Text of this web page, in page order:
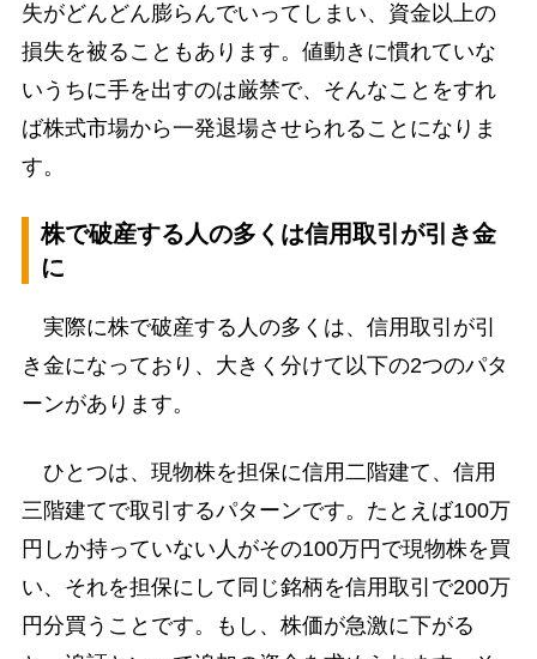
失がどんどん膨らんでいってしまい、資金以上の
損失を被ることもあります。値動きに慣れていな
いうちに手を出すのは厳禁で、そんなことをすれ
ば株式市場から一発退場させられることになりま
す。
株で破産する人の多くは信用取引が引き金
に
実際に株で破産する人の多くは、信用取引が引
き金になっており、大きく分けて以下の2つのパタ
ーンがあります。
ひとつは、現物株を担保に信用二階建て、信用
三階建てで取引するパターンです。たとえば100万
円しか持っていない人がその100万円で現物株を買
い、それを担保にして同じ銘柄を信用取引で200万
円分買うことです。もし、株価が急激に下がる